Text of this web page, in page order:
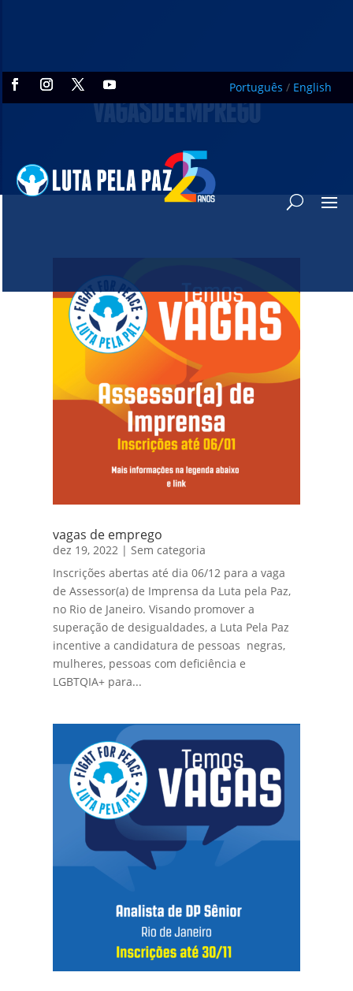
Português / English
VAGASDEEMPREGO
vagas de emprego
dez 19, 2022 |Sem categoria
Inscrições abertas até dia 06/12 para a vaga
de Assessor(a) de Imprensa da Luta pela Paz,
no Rio de Janeiro. Visando promover a
superação de desigualdades, a Luta Pela Paz
incentive a candidatura de pessoas negras,
mulheres, pessoas com deficiência e
LGBTQIA+ para...